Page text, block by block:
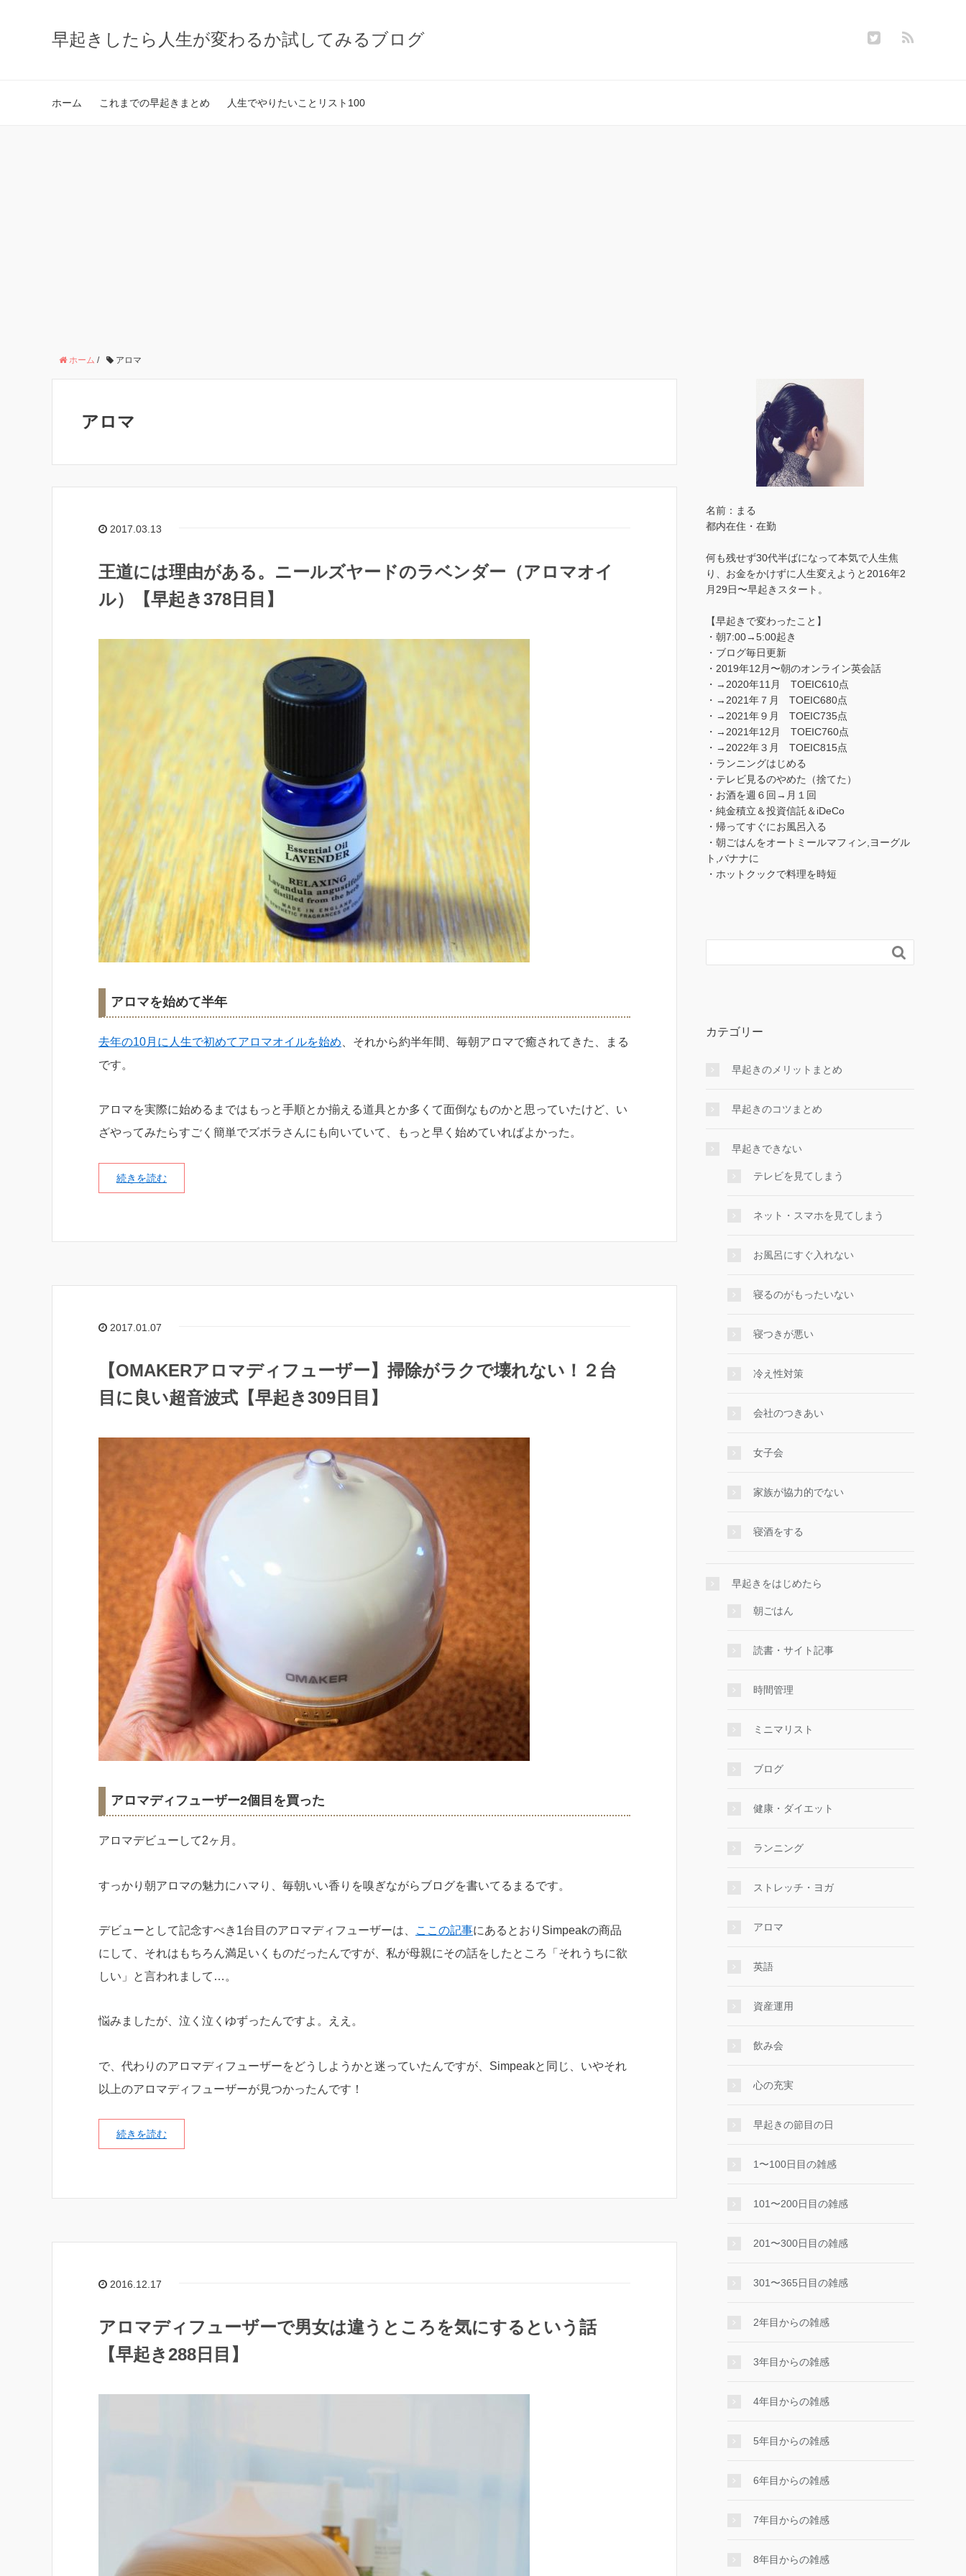
早起きしたら人生が変わるか試してみるブログ
ホーム これまでの早起きまとめ 人生でやりたいことリスト100
ホーム / アロマ
アロマ
2017.03.13
王道には理由がある。ニールズヤードのラベンダー（アロマオイ
ル）【早起き378日目】
アロマを始めて半年
去年の10月に人生で初めてアロマオイルを始め 、それから約半年間、毎朝アロマで癒されてきた、まる
です。
アロマを実際に始めるまではもっと手順とか揃える道具とか多くて面倒なものかと思っていたけど、い
ざやってみたらすごく簡単でズボラさんにも向いていて、もっと早く始めていればよかった。
続きを読む
2017.01.07
【OMAKERアロマディフューザー】掃除がラクで壊れない！２台
目に良い超音波式【早起き309日目】
アロマディフューザー2個目を買った
アロマデビューして2ヶ月。
すっかり朝アロマの魅力にハマり、毎朝いい香りを嗅ぎながらブログを書いてるまるです。
デビューとして記念すべき1台目のアロマディフューザーは、 ここの記事にあるとおりSimpeakの商品
にして、それはもちろん満足いくものだったんですが、私が母親にその話をしたところ「それうちに欲
しい」と言われまして…。
悩みましたが、泣く泣くゆずったんですよ。ええ。
で、代わりのアロマディフューザーをどうしようかと迷っていたんですが、Simpeakと同じ、いやそれ
以上のアロマディフューザーが見つかったんです！
続きを読む
2016.12.17
アロマディフューザーで男女は違うところを気にするという話
【早起き288日目】
名前：まる
都内在住・在勤
何も残せず30代半ばになって本気で人生焦
り、お金をかけずに人生変えようと2016年2
月29日〜早起きスタート。
【早起きで変わったこと】
・朝7:00→5:00起き
・ブログ毎日更新
・2019年12月〜朝のオンライン英会話
・→2020年11月 TOEIC610点
・→2021年７月 TOEIC680点
・→2021年９月 TOEIC735点
・→2021年12月 TOEIC760点
・→2022年３月 TOEIC815点
・ランニングはじめる
・テレビ見るのやめた（捨てた）
・お酒を週６回→月１回
・純金積立＆投資信託＆iDeCo
・帰ってすぐにお風呂入る
・朝ごはんをオートミールマフィン,ヨーグル
ト,バナナに
・ホットクックで料理を時短

カテゴリー
早起きのメリットまとめ
早起きのコツまとめ
早起きできない
テレビを見てしまう
ネット・スマホを見てしまう
お風呂にすぐ入れない
寝るのがもったいない
寝つきが悪い
冷え性対策
会社のつきあい
女子会
家族が協力的でない
寝酒をする
早起きをはじめたら
朝ごはん
読書・サイト記事
時間管理
ミニマリスト
ブログ
健康・ダイエット
ランニング
ストレッチ・ヨガ
アロマ
英語
資産運用
飲み会
心の充実
早起きの節目の日
1〜100日目の雑感
101〜200日目の雑感
201〜300日目の雑感
301〜365日目の雑感
2年目からの雑感
3年目からの雑感
4年目からの雑感
5年目からの雑感
6年目からの雑感
7年目からの雑感
8年目からの雑感